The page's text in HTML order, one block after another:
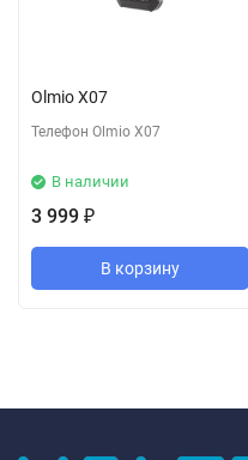
Olmio X07
Телефон Olmio X07
В наличии
3 999 ₽
В корзину